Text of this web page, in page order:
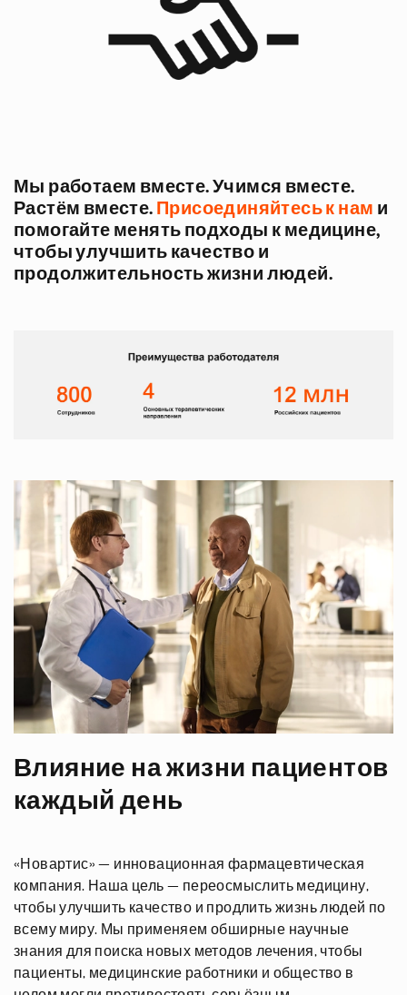
Мы работаем вместе. Учимся вместе.
Растём вместе. Присоединяйтесь к нам и
помогайте менять подходы к медицине,
чтобы улучшить качество и
продолжительность жизни людей.
Влияние на жизни пациентов
каждый день
«Новартис» — инновационная фармацевтическая
компания. Наша цель — переосмыслить медицину,
чтобы улучшить качество и продлить жизнь людей по
всему миру. Мы применяем обширные научные
знания для поиска новых методов лечения, чтобы
пациенты, медицинские работники и общество в